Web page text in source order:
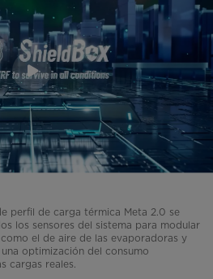
perfil de carga térmica Meta 2.0 se
los sensores del sistema para modular
el de aire de las evaporadoras y
optimización del consumo
cargas reales.